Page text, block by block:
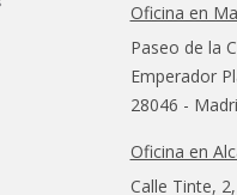
Oficina en
Paseo de la
Emperador
28046 -
Oficina en
Calle Tinte,